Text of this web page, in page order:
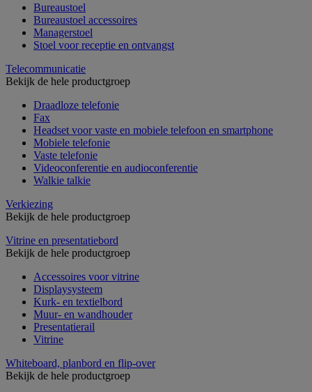
Bureaustoel
Bureaustoel accessoires
Managerstoel
Stoel voor receptie en ontvangst
Telecommunicatie
Bekijk de hele productgroep
Draadloze telefonie
Fax
Headset voor vaste en mobiele telefoon en smartphone
Mobiele telefonie
Vaste telefonie
Videoconferentie en audioconferentie
Walkie talkie
Verkiezing
Bekijk de hele productgroep
Vitrine en presentatiebord
Bekijk de hele productgroep
Accessoires voor vitrine
Displaysysteem
Kurk- en textielbord
Muur- en wandhouder
Presentatierail
Vitrine
Whiteboard, planbord en flip-over
Bekijk de hele productgroep